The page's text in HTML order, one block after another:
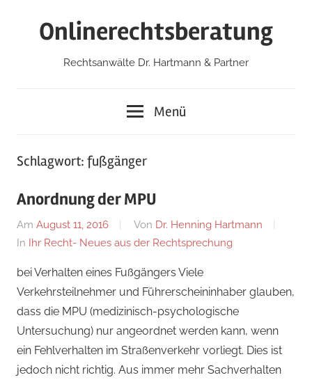
Onlinerechtsberatung
Rechtsanwälte Dr. Hartmann & Partner
Menü
Schlagwort: fußgänger
Anordnung der MPU
Am August 11, 2016 Von Dr. Henning Hartmann
In Ihr Recht- Neues aus der Rechtsprechung
bei Verhalten eines Fußgängers Viele
Verkehrsteilnehmer und Führerscheininhaber glauben,
dass die MPU (medizinisch-psychologische
Untersuchung) nur angeordnet werden kann, wenn
ein Fehlverhalten im Straßenverkehr vorliegt. Dies ist
jedoch nicht richtig. Aus immer mehr Sachverhalten